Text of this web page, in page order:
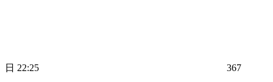
日 22:25 367